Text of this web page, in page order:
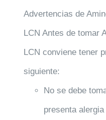
Advertencias de
LCN Antes de tomar
LCN conviene tener
siguiente:
No se debe
presenta